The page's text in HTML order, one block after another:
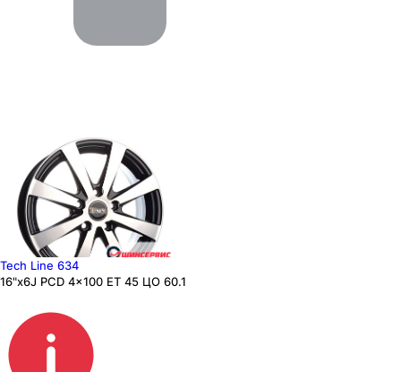
Tech Line 634
16"x6J PCD 4x100 ЕТ 45 ЦО 60.1